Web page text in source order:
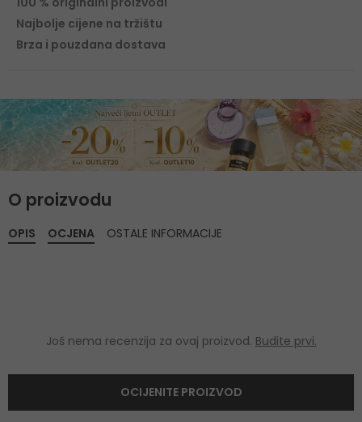
Najbolje cijene na tržištu
Brza i pouzdana dostava
O proizvodu
OPIS OCJENA
Još nema recenzija za ovaj proizvod. Budite prvi.
OCIJENITE PROIZVOD
OSTALE INFORMACIJE